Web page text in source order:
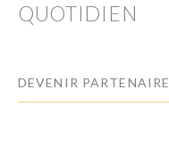
QUOTIDIEN
DEVENIR PARTENAIRE